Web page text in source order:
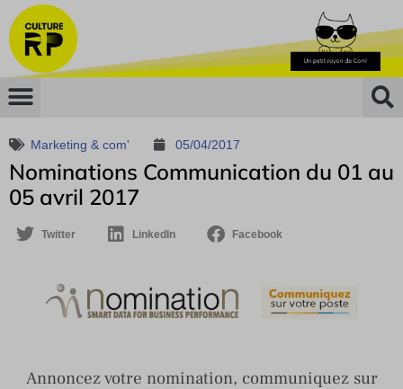
Marketing & com' 05/04/2017
Nominations Communication du 01 au
05 avril 2017
Twitter LinkedIn Facebook
Annoncez votre nomination, communiquez sur